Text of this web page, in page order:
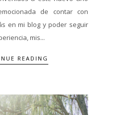
de contar con
en mi blog y poder seguir
mis...
READING